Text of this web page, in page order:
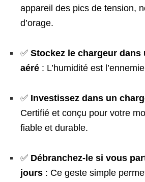
appareil des pics de tension,
d’orage.
✅ Stockez le chargeur dans
aéré : L’humidité est
✅ Investissez dans un
Certifié et conçu pour votre
fiable et durable.
✅ Débranchez-le si vous
jours : Ce geste simple